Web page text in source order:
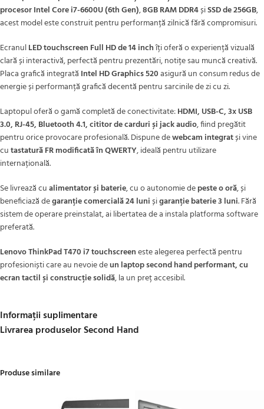
procesor Intel Core i7-6600U (6th Gen),8GB RAM DDR4șiSSD de 256GB,
acest model este construit pentru performanță zilnică fără compromisuri.
EcranulLED touchscreen Full HD de 14 inchîți oferă o experiență vizuală
clară și interactivă, perfectă pentru prezentări, notițe sau muncă creativă.
Placa grafică integrată Intel HD Graphics 520asigură un consum redus de
energie și performanță grafică decentă pentru sarcinile de zi cu zi.
Laptopul oferă o gamă completă de conectivitate:HDMI, USB-C, 3x USB
3.0, RJ-45, Bluetooth 4.1, cititor de carduri și jack audio, fiind pregătit
pentru orice provocare profesională. Dispune dewebcam integratși vine
cutastatură FR modificată în QWERTY, ideală pentru utilizare
internațională.
Se livrează cualimentator și baterie, cu o autonomie depeste o oră, și
beneficiază degaranție comercială 24 lunișigaranție baterie 3 luni. Fără
sistem de operare preinstalat, ai libertatea de a instala platforma software
preferată.
Lenovo ThinkPad T470 i7 touchscreeneste alegerea perfectă pentru
profesioniști care au nevoie deun laptop second hand performant, cu
ecran tactil și construcție solidă, la un preț accesibil.
Informații suplimentare
Livrarea produselor Second Hand
Produse similare